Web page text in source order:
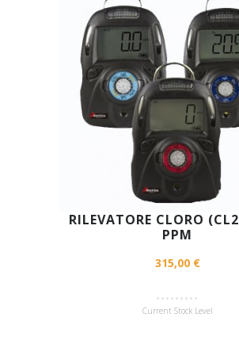
RILEVATORE CLORO
PPM
315,00 €
Current Stock Level